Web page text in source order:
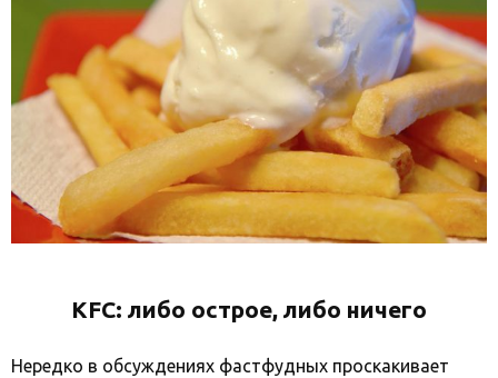
KFC: либо острое, либо ничего
Нередко в обсуждениях фастфудных проскакивает